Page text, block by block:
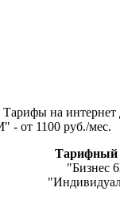
на
- от 1100 руб./мес.
Тарифный
"Бизнес